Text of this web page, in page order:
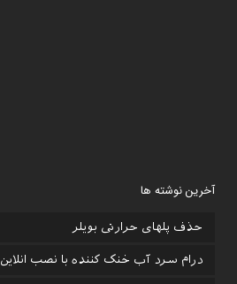
آخرین نوشته ها
ﺣﺬف ﭘﻠﻬﺎی ﺣﺮارﺗﯽ ﺑﻮﯾﻠﺮ
درام ﺳﺮد آب ﺧﻨﮏ ﮐﻨﻨﺪه ﺑﺎ ﻧﺼﺐ اﻧﻼﯾﻦ